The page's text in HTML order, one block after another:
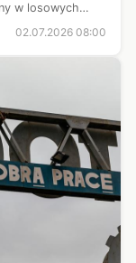
w losowych
szef
02.07.2026 08:00